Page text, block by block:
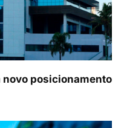
posicionamento